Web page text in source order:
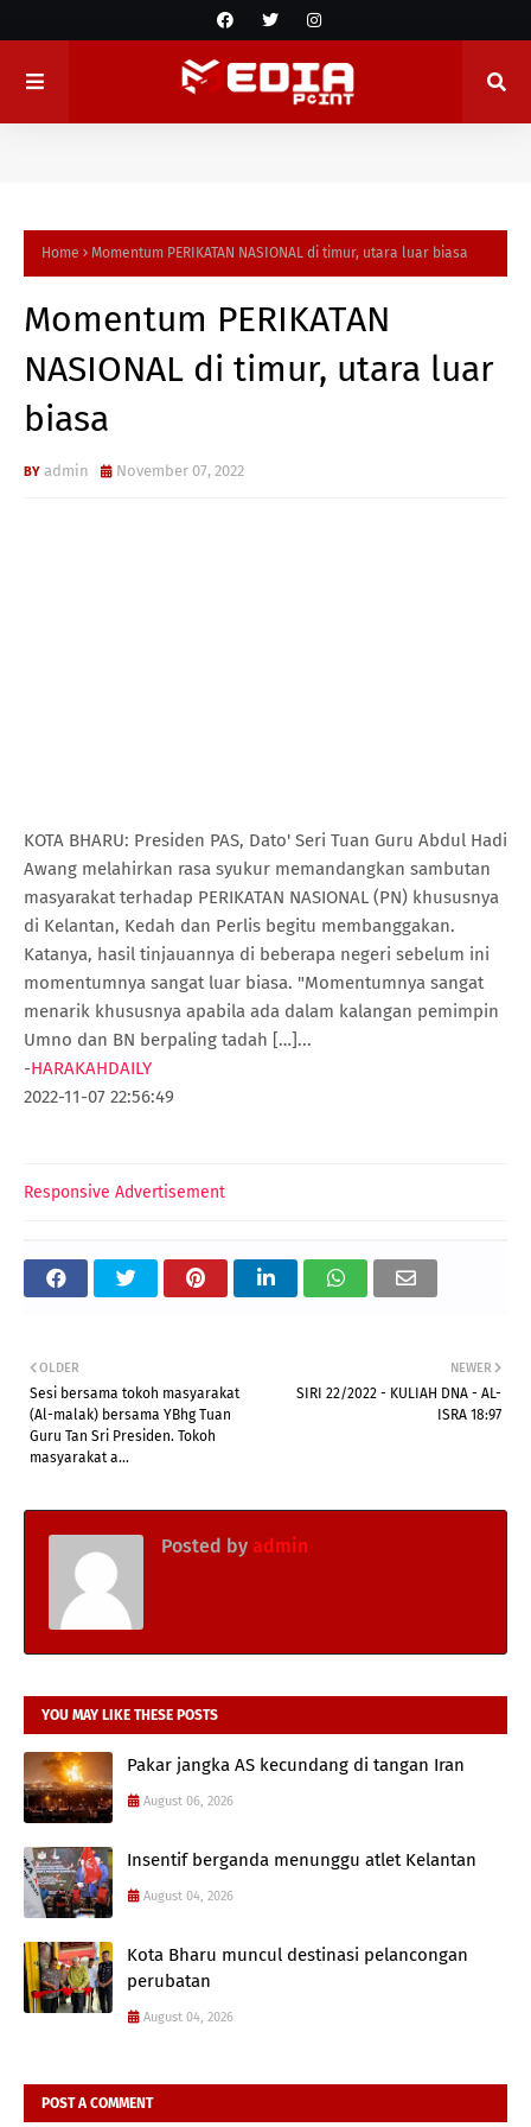
Home Momentum PERIKATAN NASIONAL di timur, utara luar biasa
Momentum PERIKATAN
NASIONAL di timur, utara luar
biasa
admin November 07, 2022
KOTA BHARU: Presiden PAS, Dato' Seri Tuan Guru Abdul Hadi
Awang melahirkan rasa syukur memandangkan sambutan
masyarakat terhadap PERIKATAN NASIONAL (PN) khususnya
di Kelantan, Kedah dan Perlis begitu membanggakan.
Katanya, hasil tinjauannya di beberapa negeri sebelum ini
momentumnya sangat luar biasa. "Momentumnya sangat
menarik khususnya apabila ada dalam kalangan pemimpin
Umno dan BN berpaling tadah […]...
-HARAKAHDAILY
2022-11-07 22:56:49
Responsive Advertisement
NEWER
SIRI 22/2022 - KULIAH DNA - AL-
ISRA 18:97
OLDER
Sesi bersama tokoh masyarakat
(Al-malak) bersama YBhg Tuan
Guru Tan Sri Presiden. Tokoh
masyarakat a...
Posted by admin
YOU MAY LIKE THESE POSTS
Pakar jangka AS kecundang di tangan Iran
August 06, 2026
Insentif berganda menunggu atlet Kelantan
August 04, 2026
Kota Bharu muncul destinasi pelancongan
perubatan
August 04, 2026
POST A COMMENT